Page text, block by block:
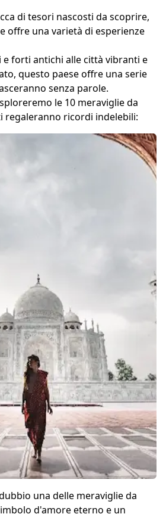
di tesori nascosti da scoprire,
offre una varietà di esperienze
e forti antichi alle città vibranti e
questo paese offre una serie
senza parole.
le 10 meraviglie da
regaleranno ricordi indelebili:
una delle meraviglie da
d'amore eterno e un